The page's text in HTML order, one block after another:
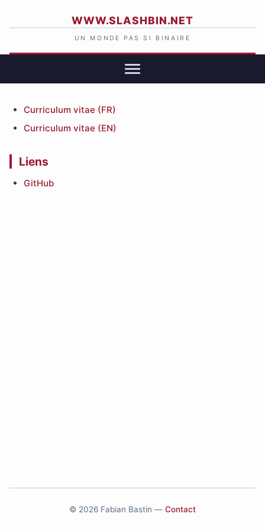
WWW.SLASHBIN.NET
UN MONDE PAS SI BINAIRE
Curriculum vitae (FR)
Curriculum vitae (EN)
Liens
GitHub
© 2026 Fabian Bastin — Contact